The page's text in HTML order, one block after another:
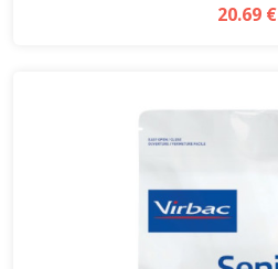
20.69 €